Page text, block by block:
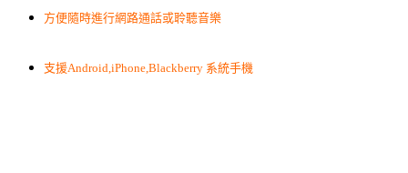
方便隨時進行網路通話或聆聽音樂
支援Android,iPhone,Blackberry 系統手機